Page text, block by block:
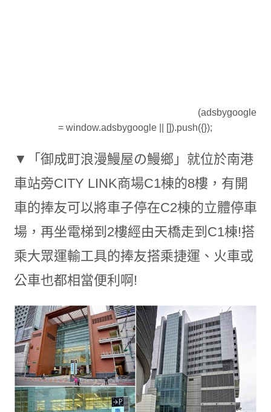
(adsbygoogle
= window.adsbygoogle || []).push({});
▼「御成町浪漫鰻屋の鰻鄉」就位於南港
車站旁CITY LINK商場C1棟的8樓，有開
車的捧友可以將車子停在C2棟的立體停車
場，再坐電梯到2樓經由天橋走到C1棟!搭
乘大眾運輸工具的捧友搭乘捷運、火車或
公車也都相當便利啊!